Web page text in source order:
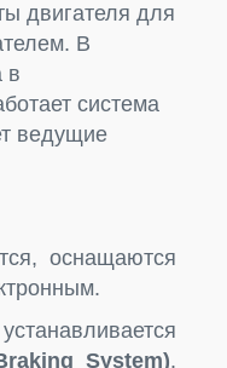
двигателя для
В
в
система
ведущие
оснащаются
System).